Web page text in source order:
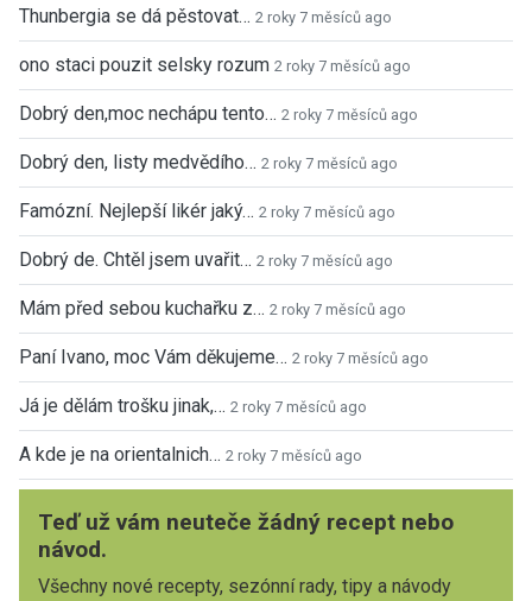
Thunbergia se dá pěstovat… 2 roky 7 měsíců ago
ono staci pouzit selsky rozum 2 roky 7 měsíců ago
Dobrý den,moc nechápu tento… 2 roky 7 měsíců ago
Dobrý den, listy medvědího… 2 roky 7 měsíců ago
Famózní. Nejlepší likér jaký… 2 roky 7 měsíců ago
Dobrý de. Chtěl jsem uvařit… 2 roky 7 měsíců ago
Mám před sebou kuchařku z… 2 roky 7 měsíců ago
Paní Ivano, moc Vám děkujeme… 2 roky 7 měsíců ago
Já je dělám trošku jinak,… 2 roky 7 měsíců ago
A kde je na orientalnich… 2 roky 7 měsíců ago
Teď už vám neuteče žádný recept nebo
návod.
Všechny nové recepty, sezónní rady, tipy a návody